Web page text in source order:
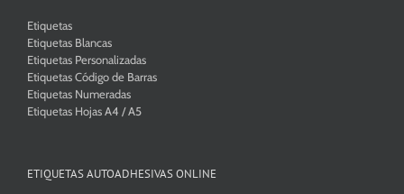
Etiquetas
Etiquetas Blancas
Etiquetas Personalizadas
Etiquetas Código de Barras
Etiquetas Numeradas
Etiquetas Hojas A4 / A5
ETIQUETAS AUTOADHESIVAS ONLINE